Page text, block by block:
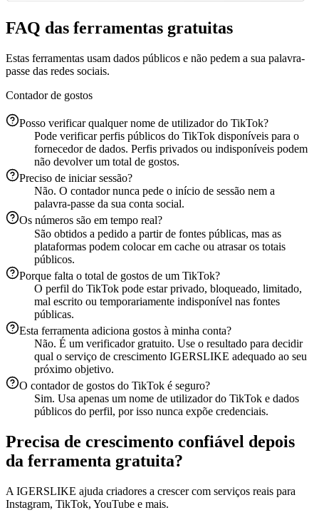
FAQ das ferramentas gratuitas
Estas ferramentas usam dados públicos e não pedem a sua palavra-
passe das redes sociais.
Contador de gostos
Posso verificar qualquer nome de utilizador do TikTok?
Pode verificar perfis públicos do TikTok disponíveis para o
fornecedor de dados. Perfis privados ou indisponíveis podem
não devolver um total de gostos.
Preciso de iniciar sessão?
Não. O contador nunca pede o início de sessão nem a
palavra-passe da sua conta social.
Os números são em tempo real?
São obtidos a pedido a partir de fontes públicas, mas as
plataformas podem colocar em cache ou atrasar os totais
públicos.
Porque falta o total de gostos de um TikTok?
O perfil do TikTok pode estar privado, bloqueado, limitado,
mal escrito ou temporariamente indisponível nas fontes
públicas.
Esta ferramenta adiciona gostos à minha conta?
Não. É um verificador gratuito. Use o resultado para decidir
qual o serviço de crescimento IGERSLIKE adequado ao seu
próximo objetivo.
O contador de gostos do TikTok é seguro?
Sim. Usa apenas um nome de utilizador do TikTok e dados
públicos do perfil, por isso nunca expõe credenciais.
Precisa de crescimento confiável depois
da ferramenta gratuita?
A IGERSLIKE ajuda criadores a crescer com serviços reais para
Instagram, TikTok, YouTube e mais.